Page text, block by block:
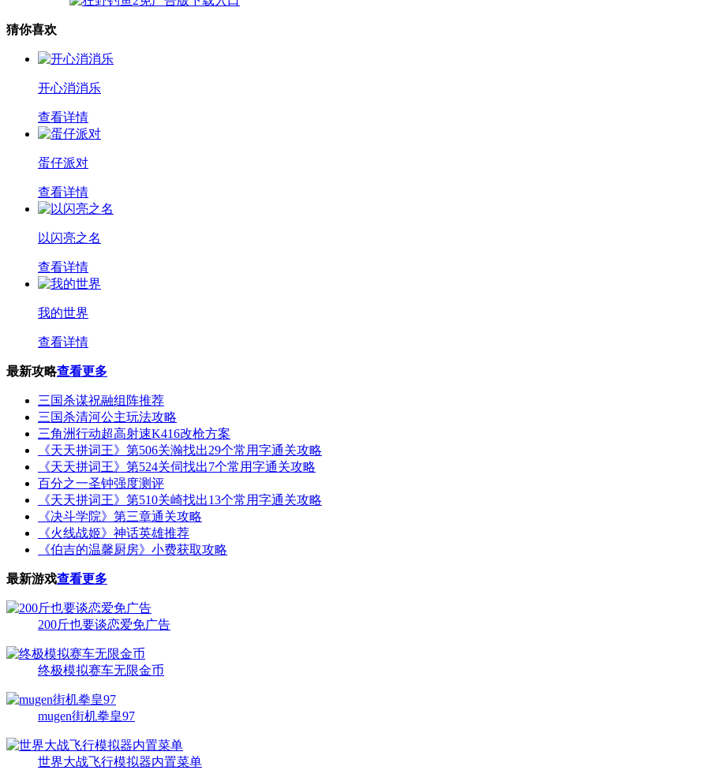
猜你喜欢
开心消消乐
查看详情
蛋仔派对
查看详情
以闪亮之名
查看详情
我的世界
查看详情
最新攻略查看更多
三国杀谋祝融组阵推荐
三国杀清河公主玩法攻略
三角洲行动超高射速K416改枪方案
《天天拼词王》第506关瀚找出29个常用字通关攻略
《天天拼词王》第524关伺找出7个常用字通关攻略
百分之一圣钟强度测评
《天天拼词王》第510关崎找出13个常用字通关攻略
《决斗学院》第三章通关攻略
《火线战姬》神话英雄推荐
《伯吉的温馨厨房》小费获取攻略
最新游戏查看更多
200斤也要谈恋爱免广告
终极模拟赛车无限金币
mugen街机拳皇97
世界大战飞行模拟器内置菜单